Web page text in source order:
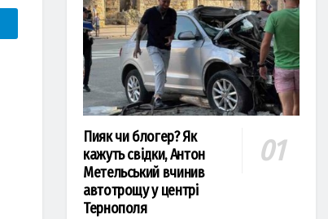
Пияк чи блогер? Як
кажуть свідки, Антон
Метельський вчинив
автотрощу у центрі
Тернополя